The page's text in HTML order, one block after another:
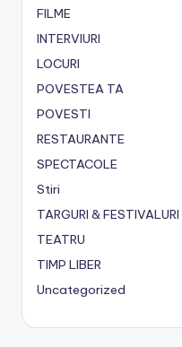
FILME
INTERVIURI
LOCURI
POVESTEA TA
POVESTI
RESTAURANTE
SPECTACOLE
Stiri
TARGURI & FESTIVALURI
TEATRU
TIMP LIBER
Uncategorized